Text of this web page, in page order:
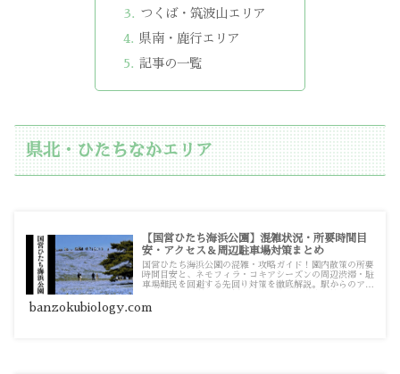
つくば・筑波山エリア
県南・鹿行エリア
記事の一覧
県北・ひたちなかエリア
【国営ひたち海浜公園】混雑状況・所要時間目
安・アクセス＆周辺駐車場対策まとめ
国営ひたち海浜公園の混雑・攻略ガイド！園内散策の所要
時間目安と、ネモフィラ・コキアシーズンの周辺渋滞・駐
車場難民を回避する先回り対策を徹底解説。駅からのアク
践的な記事をまとめています。
banzokubiology.com